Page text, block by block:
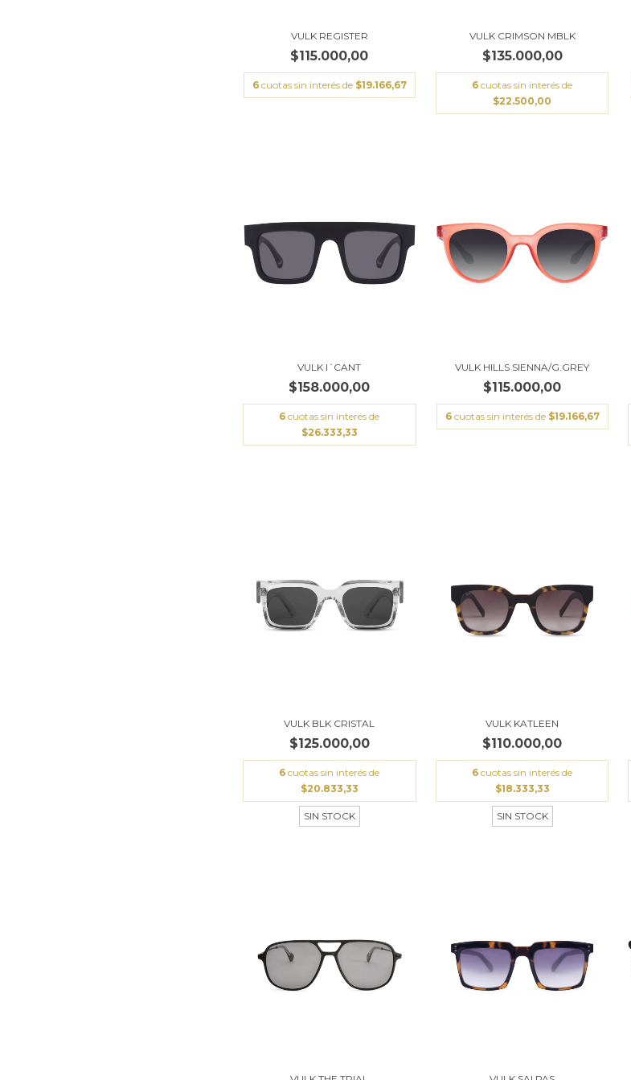
VULK REGISTER
$115.000,00
6 cuotas sin interés de $19.166,67
VULK CRIMSON MBLK
$135.000,00
6 cuotas sin interés de
$22.500,00
VULK I´CANT
$158.000,00
6 cuotas sin interés de
$26.333,33
VULK HILLS SIENNA/G.GREY
$115.000,00
6 cuotas sin interés de $19.166,67
VULK BLK CRISTAL
$125.000,00
6 cuotas sin interés de
$20.833,33
SIN STOCK
VULK KATLEEN
$110.000,00
6 cuotas sin interés de
$18.333,33
SIN STOCK